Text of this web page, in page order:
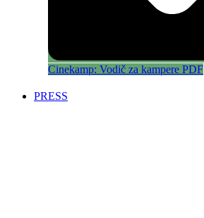
Cinekamp: Vodič za kampere PDF
PRESS